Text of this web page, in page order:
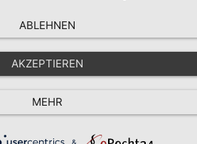
ABLEHNEN
AKZEPTIEREN
MEHR
&